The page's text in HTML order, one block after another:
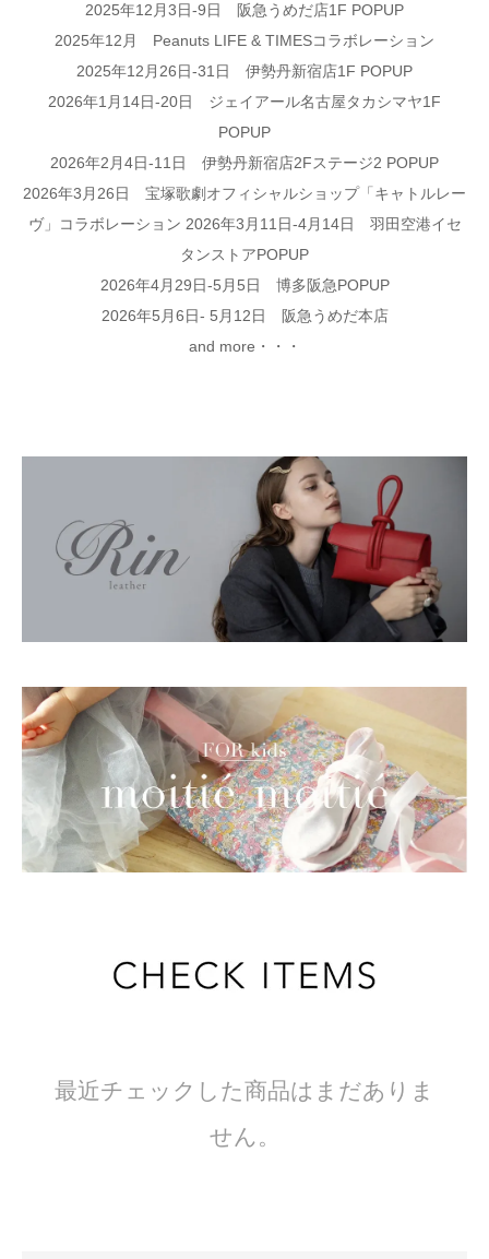
2025年12月3日-9日 阪急うめだ店1F POPUP
2025年12月 Peanuts LIFE & TIMESコラボレーション
2025年12月26日-31日 伊勢丹新宿店1F POPUP
2026年1月14日-20日 ジェイアール名古屋タカシマヤ1F
POPUP
2026年2月4日-11日 伊勢丹新宿店2Fステージ2 POPUP
2026年3月26日 宝塚歌劇オフィシャルショップ「キャトルレー
ヴ」コラボレーション 2026年3月11日-4月14日 羽田空港イセ
タンストアPOPUP
2026年4月29日-5月5日 博多阪急POPUP
2026年5月6日- 5月12日 阪急うめだ本店
and more・・・
最近チェックした商品はまだありま
せん。